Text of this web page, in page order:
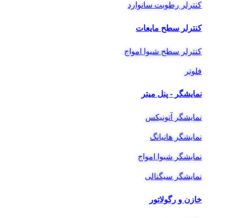
کنترلر رطوبت سانوارد
کنترلر سطح مایعات
کنترلر سطح شیوا امواج
فلوتر
نمایشگر - پنل میتر
نمایشگر آتونیکس
نمایشگر هانیانگ
نمایشگر شیوا امواج
نمایشگر سیگنالی
خازن و رگولاتور